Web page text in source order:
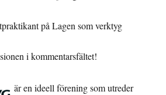
på Lagen som verktyg
i kommentarsfältet!
är en ideell förening som utreder